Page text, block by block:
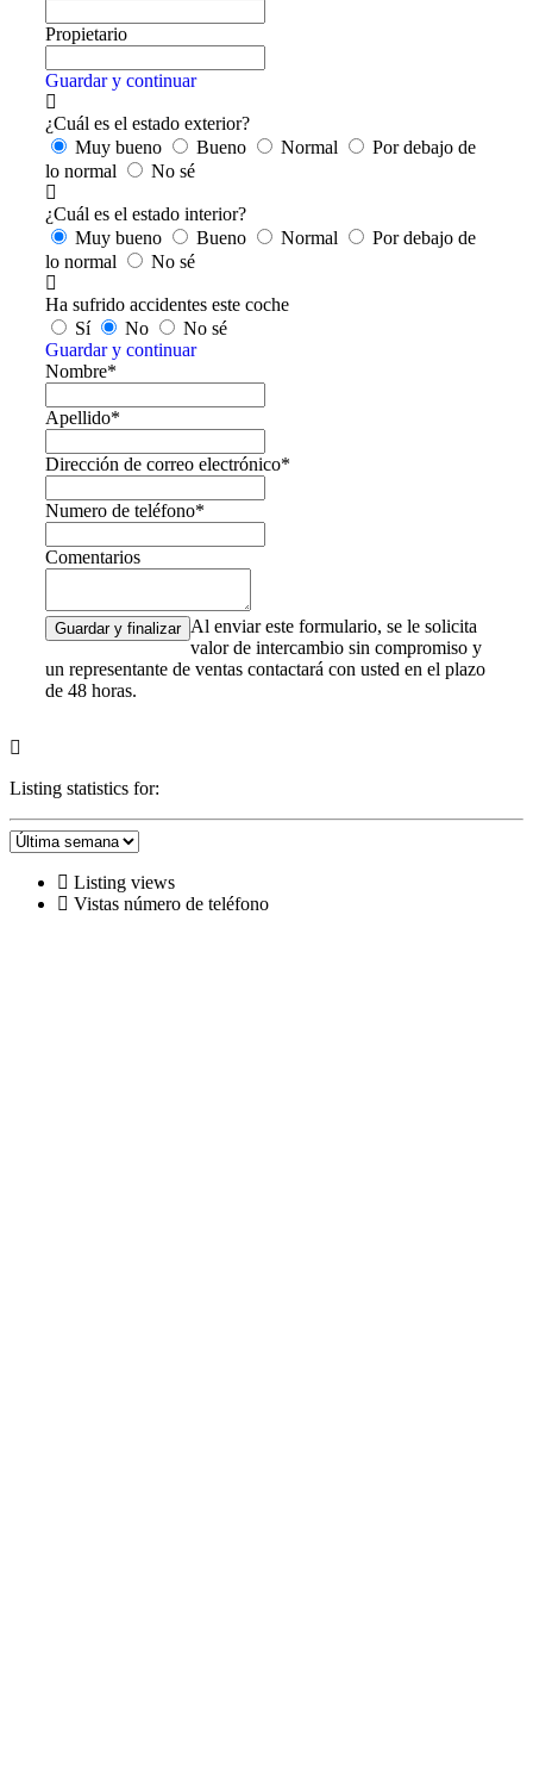
Propietario
Guardar y continuar
¿Cuál es el estado exterior?
Muy bueno
Bueno Normal
Por debajo de
lo normal
No sé
¿Cuál es el estado interior?
Muy bueno
Bueno Normal
Por debajo de
lo normal
No sé
Ha sufrido accidentes este coche
Sí
No
No sé
Guardar y continuar
Nombre*
Apellido*
Dirección de correo electrónico*
Numero de teléfono*
Comentarios
Al enviar este formulario, se le solicita
valor de intercambio sin compromiso y
un representante de ventas contactará con usted en el plazo
de 48 horas.
Listing statistics for:
Listing views
Vistas número de teléfono